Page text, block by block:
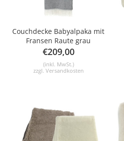
Couchdecke Babyalpaka mit
Fransen Raute grau
€209,00
(inkl. MwSt.)
zzgl. Versandkosten